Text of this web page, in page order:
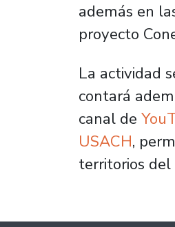
además en
proyecto
La actividad
contará
canal de
USACH,
territorios del